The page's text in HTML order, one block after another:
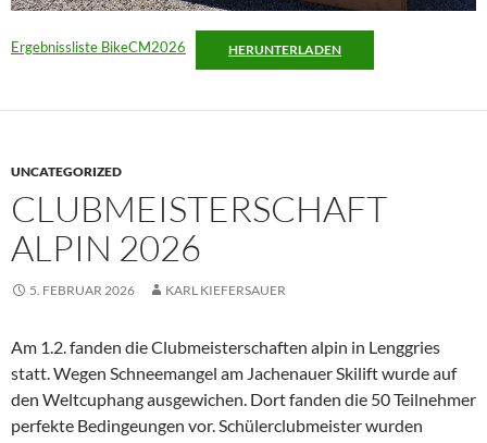
Ergebnissliste BikeCM2026 HERUNTERLADEN
UNCATEGORIZED
CLUBMEISTERSCHAFT
ALPIN 2026
5. FEBRUAR 2026 KARL KIEFERSAUER
Am 1.2. fanden die Clubmeisterschaften alpin in Lenggries
statt. Wegen Schneemangel am Jachenauer Skilift wurde auf
den Weltcuphang ausgewichen. Dort fanden die 50 Teilnehmer
perfekte Bedingeungen vor. Schülerclubmeister wurden